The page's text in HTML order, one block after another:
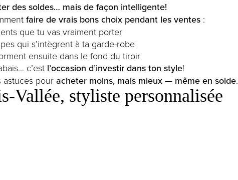
des soldes… mais de façon intelligente!
faire de vrais bons choix pendant les ventes :
que tu vas vraiment porter
qui s’intègrent à ta garde-robe
ensuite dans le fond du tiroir
c’est l’occasion d’investir dans ton style!
astuces pour acheter moins, mais mieux — même en solde.
Vallée, styliste personnalisée